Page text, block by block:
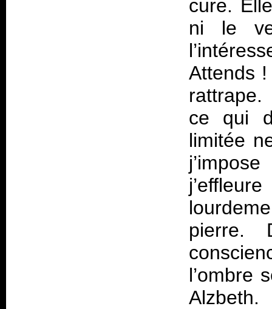
cure.
ni le
Attends
ce qui
limitée
pierre.
l’ombre
Alzbeth.